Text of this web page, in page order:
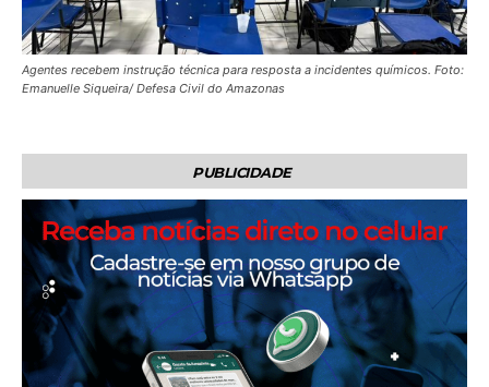
Agentes recebem instrução técnica para resposta a incidentes químicos. Foto:
Emanuelle Siqueira/ Defesa Civil do Amazonas
PUBLICIDADE